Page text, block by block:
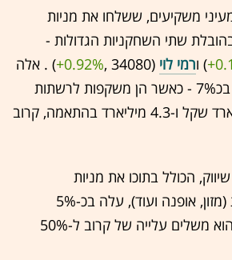
משקיעים, ששלחו את מניות
שתי השחקניות הגדולות -
‏) ורמי לוי (34080 ,‎
+0.92%‏) . אלה
עלו מתחילת השבוע בכ7% - כאשר הן משקפות לרשתות
שוויים של 10.5 מיליארד שקל ו-4.3 מיליארד בהתאמה, קרוב
הכולל בתוכו את מניות
הקמעונאיות הגדולות (מזון, אופנה ועוד), עלה בכ-5%
מתחילת השבוע, כשהוא משלים עלייה של קרוב ל-50%